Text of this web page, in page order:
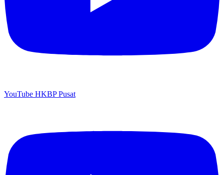
YouTube HKBP Pusat